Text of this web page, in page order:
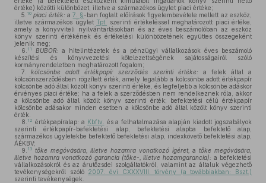
értéke) közötti különbözet, illetve a származékos ügylet piaci értéke;
5. 10 piaci érték: a7. §-ban foglalt előírások figyelembevétele mellett az eszköz,
illetve származékos ügylet Tpt.
szerinti értékeléssel meghatározott piaci értéke,
amely a könyvviteli nyilvántartásokban és az éves beszámolóban az eszköz
könyv szerinti értékének és értékelési különbözetének együttes összegeként
jelenik meg;
6. 11 BUBOR: a hitelintézetek és a pénzügyi vállalkozások éves beszámoló
készítési és könyvvezetési kötelezettségének sajátosságairól szóló
kormányrendeletben meghatározott fogalom;
7.
kölcsönbe adott értékpapír szerződés szerinti értéke: a felek által a
kölcsönszerződésben rögzített érték, amely legalább a kölcsönbe adott értékpapír
kölcsönbe adó által közölt könyv szerinti értéke, és legfeljebb a kölcsönbe adáskor
érvényes piaci értéke; ha a felek a szerződésben nem rendelkeznek róla, akkor
a kölcsönbe adó által közölt könyv szerinti érték; befektetési célú értékpapír
kölcsönbe adásakor minden esetben a kölcsönbe adó által közölt könyv szerinti
érték.
8. 12 értékpapíralap: a Kbftv.
és a felhatalmazása alapján kiadott jogszabályok
szerinti értékpapír-befektetési alap, befektetési alapba befektető alap,
származékos ügyletekbe befektető befektetési alap, indexkövető befektetési alap,
ÁÉKBV;
9. 13 tőke megóvására, illetve hozamra vonatkozó ígéret, atőke megóvására,
illetve hozamra vonatkozó garancia (tőke-, illetve hozamgarancia): a befektetési
vállalkozásokról és az árutőzsdei szolgáltatókról, valamint az általuk végezhető
tevékenységekről szóló 2007. évi CXXXVIII. törvény (a továbbiakban: Bszt.)
szerinti tevékenységek.